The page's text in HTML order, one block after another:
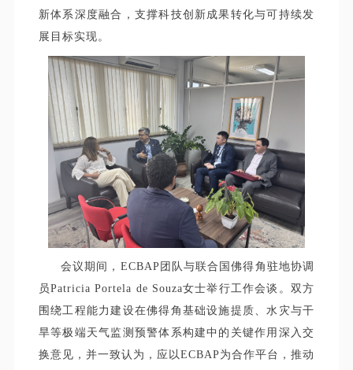
新体系深度融合，支撑科技创新成果转化与可持续发
展目标实现。
会议期间，ECBAP团队与联合国佛得角驻地协调
员Patricia Portela de Souza女士举行工作会谈。双方
围绕工程能力建设在佛得角基础设施提质、水灾与干
旱等极端天气监测预警体系构建中的关键作用深入交
换意见，并一致认为， 应以ECBAP为合作平台，推动